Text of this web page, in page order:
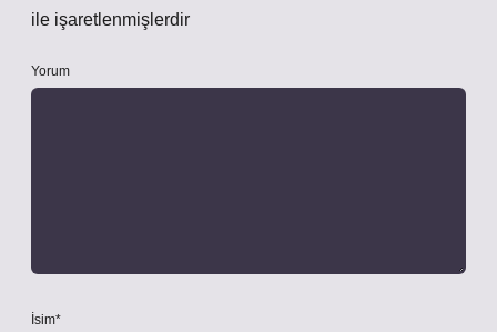
ile işaretlenmişlerdir
Yorum
İsim*